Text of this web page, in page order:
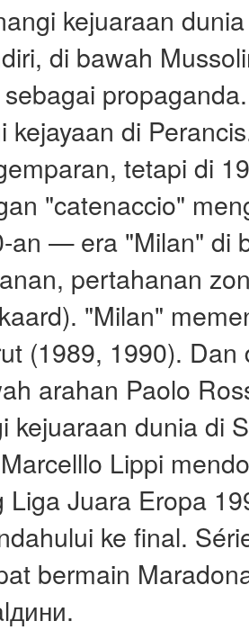
kejuaraan
di bawah
kejayaan di
tetapi di
"catenaccio"
an — era "Milan" di
pertahanan
"Milan"
(1989, 1990).
arahan Paolo
kejuaraan dunia di
Lippi
Liga Juara Eropa
ke final.
bermain